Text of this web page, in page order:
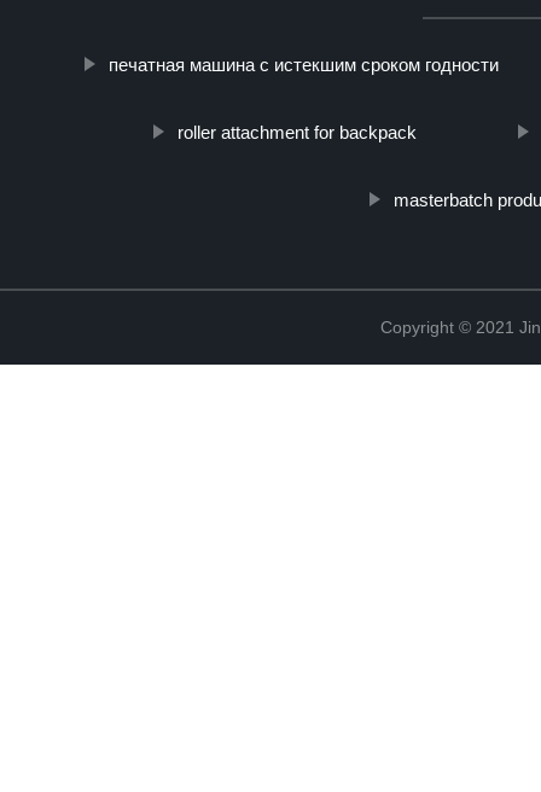
печатная машина с истекшим сроком годности
roller attachment for backpack
masterbatch
Copyright © 2021